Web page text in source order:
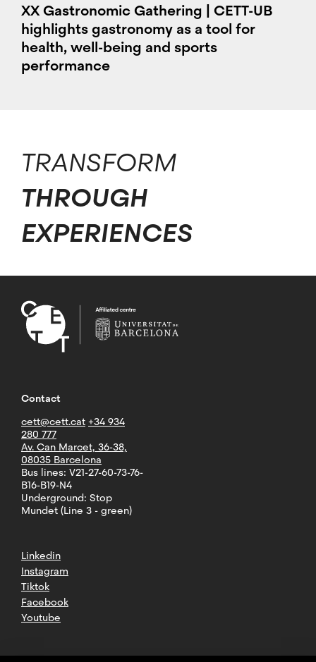
XX Gastronomic Gathering | CETT-UB
highlights gastronomy as a tool for
health, well-being and sports
performance
TRANSFORM
THROUGH
EXPERIENCES
Contact
cett@cett.cat +34 934
280 777
Av. Can Marcet, 36-38,
08035 Barcelona
Bus lines: V21-27-60-73-76-
B16-B19-N4
Underground: Stop
Mundet (Line 3 - green)
Linkedin
Instagram
Tiktok
Facebook
Youtube